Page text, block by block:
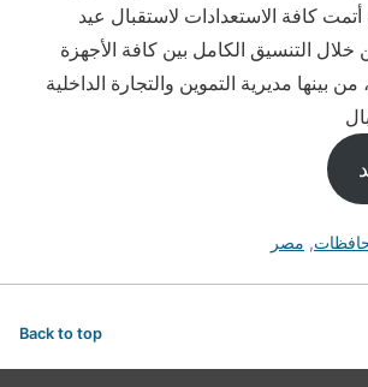
كافة الاستعدادات لاستقبال عيد
التنسيق الكامل بين كافة الأجهزة
من بينها مديرية التموين والتجارة الداخلية
, مصر
Back to top